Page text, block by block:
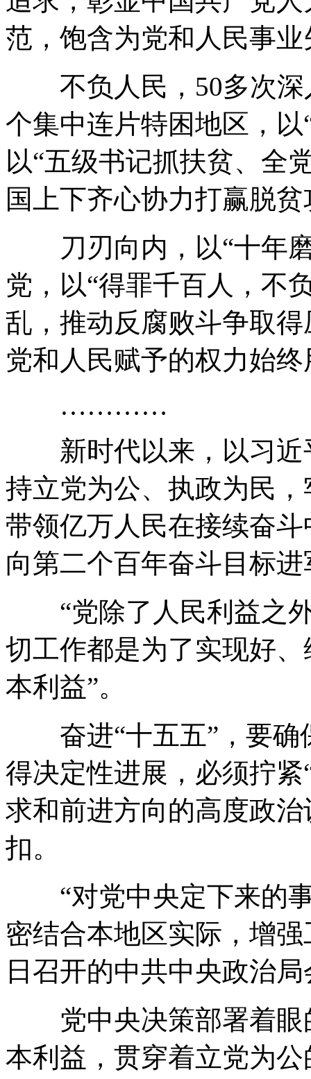
范，饱含为党和人民事
不负人民，50多次深
个集中连片特困地区，
以“五级书记抓扶贫、全
国上下齐心协力打赢脱
刀刃向内，以“十年磨
党，以“得罪千百人，不
乱，推动反腐败斗争取
党和人民赋予的权力始
…………
新时代以来，以习近
持立党为公、执政为民
带领亿万人民在接续奋
向第二个百年奋斗目标进
“党除了人民利益之外
切工作都是为了实现好
本利益”。
奋进“十五五”，要确
得决定性进展，必须拧
求和前进方向的高度政
扣。
“对党中央定下来的事
密结合本地区实际，增
日召开的中共中央政治
党中央决策部署着眼
本利益，贯穿着立党为